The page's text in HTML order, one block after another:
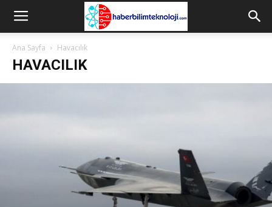
Ana Sayfa Havacılık
HAVACILIK